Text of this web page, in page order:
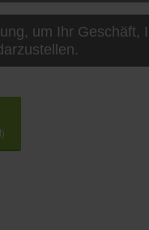
um Ihr Geschäft,